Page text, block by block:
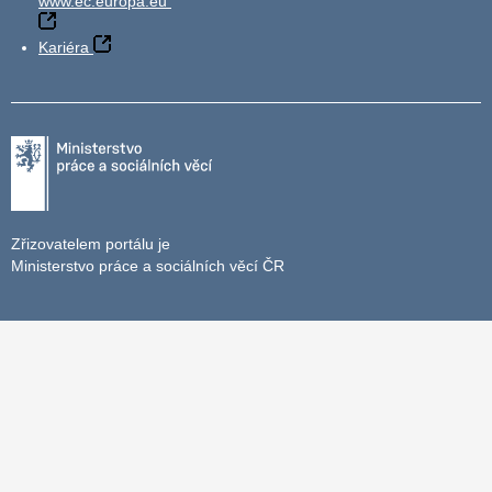
Kariéra
Zřizovatelem portálu je
Ministerstvo práce a sociálních věcí ČR